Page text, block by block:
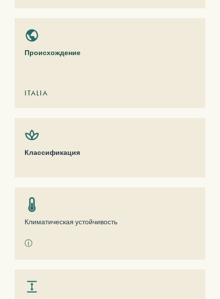
Происхождение
ITALIA
Классификация
Климатическая устойчивость
ⓘ